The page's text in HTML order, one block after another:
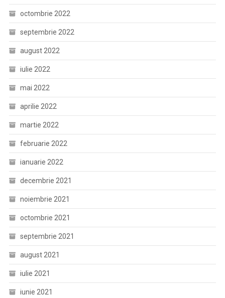
octombrie 2022
septembrie 2022
august 2022
iulie 2022
mai 2022
aprilie 2022
martie 2022
februarie 2022
ianuarie 2022
decembrie 2021
noiembrie 2021
octombrie 2021
septembrie 2021
august 2021
iulie 2021
iunie 2021